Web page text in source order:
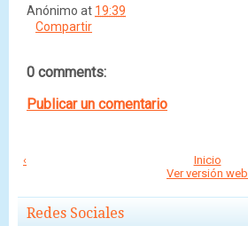
Anónimo at 19:39
Compartir
0 comments:
Publicar un comentario
‹
Inicio
Ver versión web
Redes Sociales